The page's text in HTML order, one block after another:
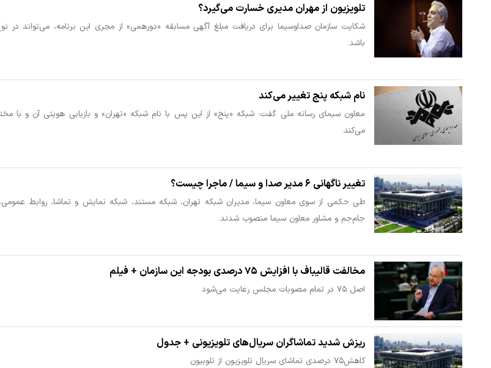
تلویزیون از مهران مدیری خسارت می‌گیرد؟
شکایت سازمان صداوسیما برای دریافت مبلغ آگهی مسابقه «دورهمی» از مجری این برنامه، می‌تواند در
باشد.
نام شبکه پنج تغییر می‌کند
معاون سیمای رسانه ملی گفت: شبکه «پنج» از این پس با نام شبکه «تهران» و بازیابی هویتی آن و با
می‌کند.
تغییر ناگهانی ۶ مدیر صدا و سیما / ماجرا چیست؟
طی حکمی از سوی معاون سیما، مدیران شبکه تهران، شبکه مستند، شبکه نمایش و تماشا، روابط عمومی،
جام‌جم و مشاور معاون سیما منصوب شدند.
مخالفت قالیباف با افزایش ۷۵ درصدی بودجه این سازمان + فیلم
اصل ۷۵ در تمام مصوبات مجلس رعایت می‌شود
ریزش شدید تماشاگران سریال‌های تلویزیونی + جدول
کاهش۷۵ درصدی تماشای سریال تلویزیون از تلوبیون